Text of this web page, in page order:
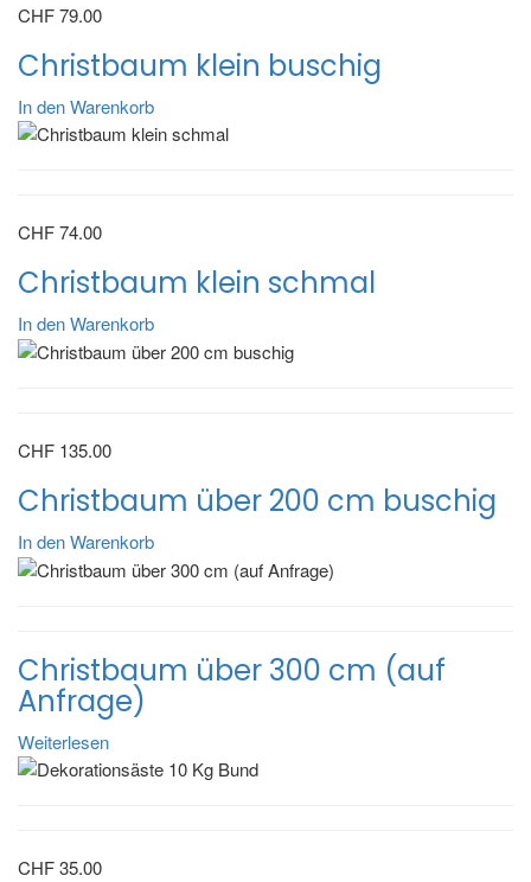
CHF79.00
Christbaum klein buschig
In den Warenkorb
CHF74.00
Christbaum klein schmal
In den Warenkorb
CHF 135.00
Christbaum über 200 cm buschig
In den Warenkorb
Christbaum über 300 cm (auf
Anfrage)
Weiterlesen
CHF35.00